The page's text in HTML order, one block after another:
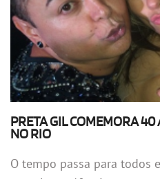
PRETA GIL COMEMORA 40
NO RIO
O tempo passa para todos